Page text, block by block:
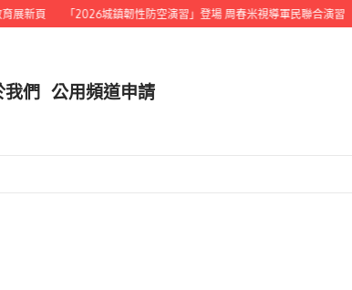
新頁 「2026城鎮韌性防空演習」登場 周春米視導軍民聯合演習
我們 公用頻道申請